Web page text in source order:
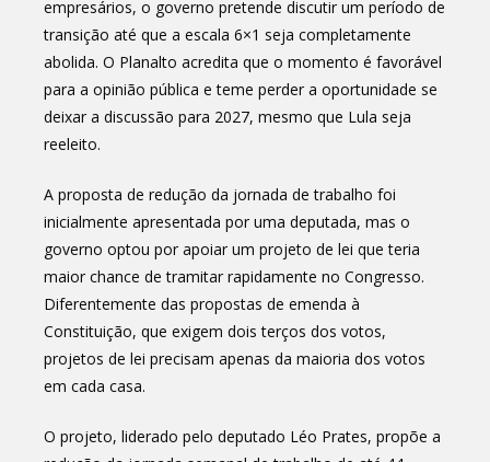
empresários, o governo pretende discutir um período de
transição até que a escala 6×1 seja completamente
abolida. O Planalto acredita que o momento é favorável
para a opinião pública e teme perder a oportunidade se
deixar a discussão para 2027, mesmo que Lula seja
reeleito.
A proposta de redução da jornada de trabalho foi
inicialmente apresentada por uma deputada, mas o
governo optou por apoiar um projeto de lei que teria
maior chance de tramitar rapidamente no Congresso.
Diferentemente das propostas de emenda à
Constituição, que exigem dois terços dos votos,
projetos de lei precisam apenas da maioria dos votos
em cada casa.
O projeto, liderado pelo deputado Léo Prates, propõe a